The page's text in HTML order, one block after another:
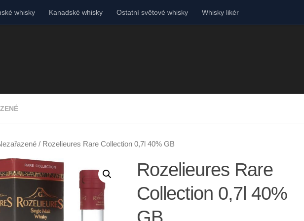
whisky Kanadské whisky Ostatní světové whisky Whisky likér
/ Rozelieures Rare Collection 0,7l 40% GB
Rozelieures Rare
Collection 0,7l 40%
GB